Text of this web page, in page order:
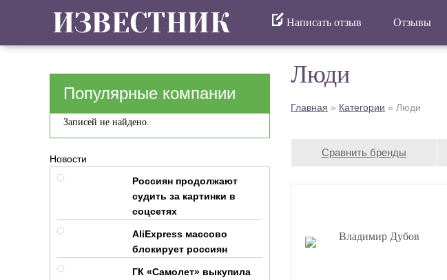
Написать отзыв Отзывы
Популярные компании
Записей не найдено.
Новости
Россиян продолжают
судить за картинки в
соцсетях
AliExpress массово
блокирует россиян
ГК «Самолет» выкупила
Люди
Главная » Категории » Люди
Сравнить бренды